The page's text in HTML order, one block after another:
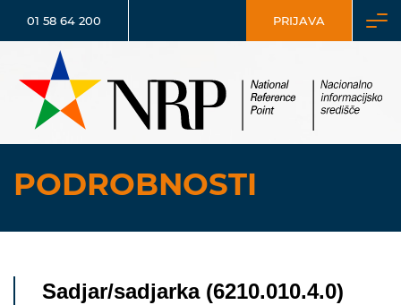
01 58 64 200 PRIJAVA
PODROBNOSTI
Sadjar/sadjarka (6210.010.4.0)